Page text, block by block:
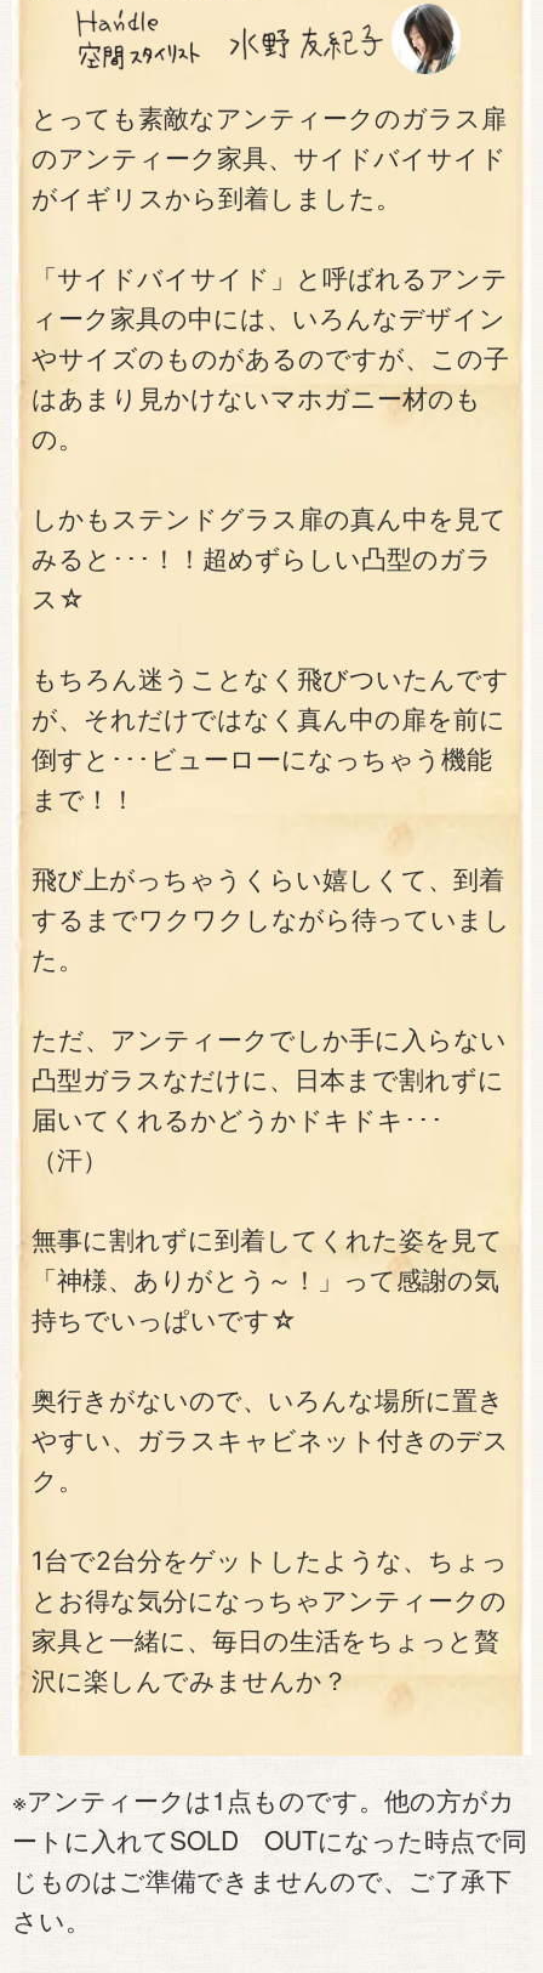
とっても素敵なアンティークのガラス扉
のアンティーク家具、サイドバイサイド
がイギリスから到着しました。
「サイドバイサイド」と呼ばれるアンテ
ィーク家具の中には、いろんなデザイン
やサイズのものがあるのですが、この子
はあまり見かけないマホガニー材のも
の。
しかもステンドグラス扉の真ん中を見て
みると･･･！！超めずらしい凸型のガラ
ス☆
もちろん迷うことなく飛びついたんです
が、それだけではなく真ん中の扉を前に
倒すと･･･ビューローになっちゃう機能
まで！！
飛び上がっちゃうくらい嬉しくて、到着
するまでワクワクしながら待っていまし
た。
ただ、アンティークでしか手に入らない
凸型ガラスなだけに、日本まで割れずに
届いてくれるかどうかドキドキ･･･
（汗）
無事に割れずに到着してくれた姿を見て
「神様、ありがとう～！」って感謝の気
持ちでいっぱいです☆
奥行きがないので、いろんな場所に置き
やすい、ガラスキャビネット付きのデス
ク。
1台で2台分をゲットしたような、ちょっ
とお得な気分になっちゃアンティークの
家具と一緒に、毎日の生活をちょっと贅
沢に楽しんでみませんか？
※アンティークは1点ものです。他の方がカ
ートに入れてSOLD OUTになった時点で同
じものはご準備できませんので、ご了承下
さい。